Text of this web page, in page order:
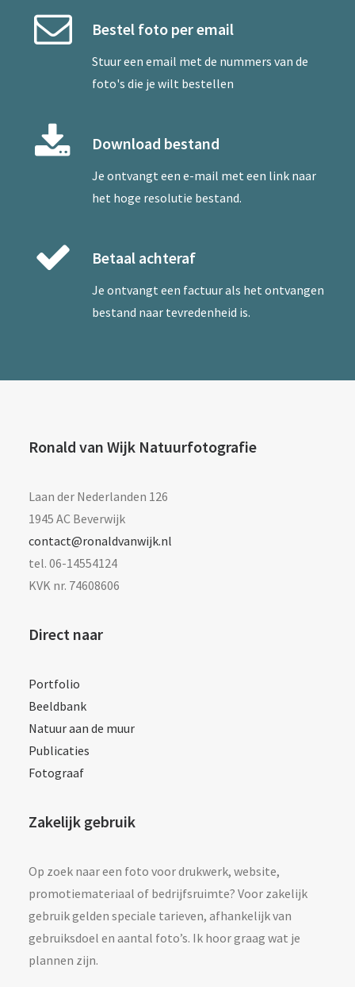
Bestel foto per email
Stuur een email met de nummers van de
foto's die je wilt bestellen
Download bestand
Je ontvangt een e-mail met een link naar
het hoge resolutie bestand.
Betaal achteraf
Je ontvangt een factuur als het ontvangen
bestand naar tevredenheid is.
Ronald van Wijk Natuurfotografie
Laan der Nederlanden 126
1945 AC Beverwijk
contact@ronaldvanwijk.nl
tel. 06-14554124
KVK nr. 74608606
Direct naar
Portfolio
Beeldbank
Natuur aan de muur
Publicaties
Fotograaf
Zakelijk gebruik
Op zoek naar een foto voor drukwerk, website,
promotiemateriaal of bedrijfsruimte? Voor zakelijk
gebruik gelden speciale tarieven, afhankelijk van
gebruiksdoel en aantal foto’s. Ik hoor graag wat je
plannen zijn.